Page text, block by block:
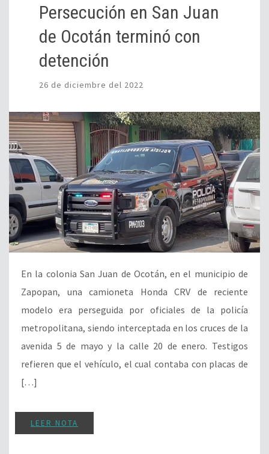
Persecución en San Juan
de Ocotán terminó con
detención
26 de diciembre del 2022
En la colonia San Juan de Ocotán, en el municipio de
Zapopan, una camioneta Honda CRV de reciente
modelo era perseguida por oficiales de la policía
metropolitana, siendo interceptada en los cruces de la
avenida 5 de mayo y la calle 20 de enero. Testigos
refieren que el vehículo, el cual contaba con placas de
[…]
LEER NOTA